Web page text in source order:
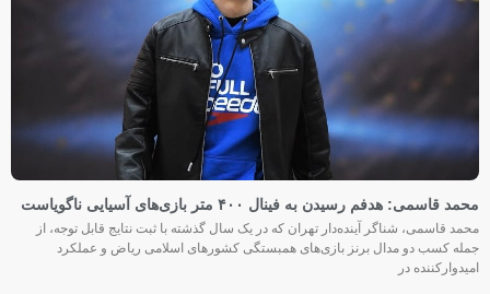
محمد قاسمی: هدفم رسیدن به فینال ۴۰۰ متر بازی‌های آسیایی ناگویاست
محمد قاسمی، شناگر آینده‌دار تهران که در یک سال گذشته با ثبت نتایج قابل توجه، از
جمله کسب دو مدال برنز بازی‌های همبستگی کشورهای اسلامی ریاض و عملکرد
امیدوارکننده در